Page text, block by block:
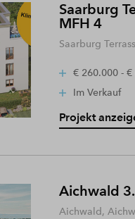
Saarburg
MFH 4
Saarburg
€ 260.000 -
Im Verkauf
Projekt
Aichwald
Aichwald,